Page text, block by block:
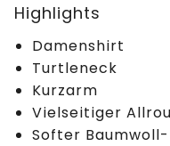
Highlights
Damenshirt
Turtleneck
Kurzarm
Vielseitiger
Softer